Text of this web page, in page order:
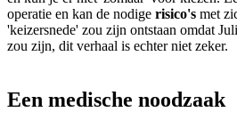
operatie en kan de nodige risico's met
'keizersnede' zou zijn ontstaan omdat
zou zijn, dit verhaal is echter niet zeker.
Een medische noodzaak